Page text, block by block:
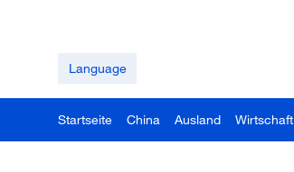
Language
Startseite China Ausland Wirtschaft